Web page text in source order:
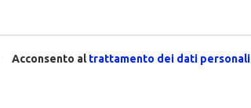
Acconsento altrattamento dei dati personali